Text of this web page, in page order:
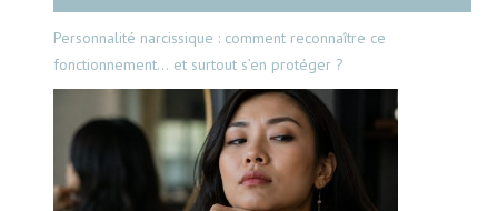
Personnalité narcissique : comment reconnaître ce
fonctionnement… et surtout s’en protéger ?